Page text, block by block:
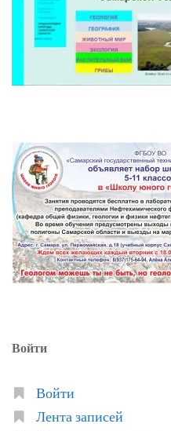
Войти
Войти
Лента записей